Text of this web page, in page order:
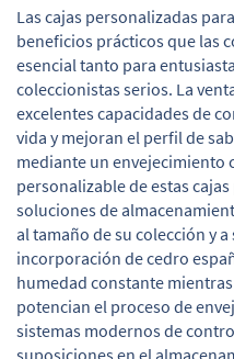
Las cajas personalizadas
beneficios prácticos que las
esencial tanto para
coleccionistas serios. La
excelentes capacidades de
vida y mejoran el perfil de
mediante un envejecimiento
personalizable de estas
soluciones de
al tamaño de su colección y
incorporación de cedro
humedad constante
potencian el proceso de
sistemas modernos de
suposiciones en el